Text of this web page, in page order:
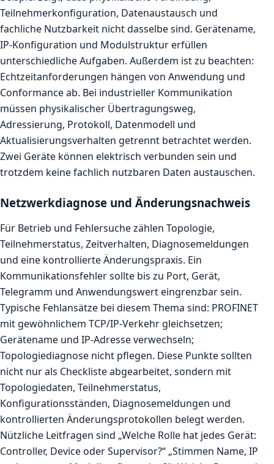
Teilnehmerkonfiguration, Datenaustausch und
fachliche Nutzbarkeit nicht dasselbe sind. Gerätename,
IP-Konfiguration und Modulstruktur erfüllen
unterschiedliche Aufgaben. Außerdem ist zu beachten:
Echtzeitanforderungen hängen von Anwendung und
Conformance ab. Bei industrieller Kommunikation
müssen physikalischer Übertragungsweg,
Adressierung, Protokoll, Datenmodell und
Aktualisierungsverhalten getrennt betrachtet werden.
Zwei Geräte können elektrisch verbunden sein und
trotzdem keine fachlich nutzbaren Daten austauschen.
Netzwerkdiagnose und Änderungsnachweis
Für Betrieb und Fehlersuche zählen Topologie,
Teilnehmerstatus, Zeitverhalten, Diagnosemeldungen
und eine kontrollierte Änderungspraxis. Ein
Kommunikationsfehler sollte bis zu Port, Gerät,
Telegramm und Anwendungswert eingrenzbar sein.
Typische Fehlansätze bei diesem Thema sind: PROFINET
mit gewöhnlichem TCP/IP-Verkehr gleichsetzen;
Gerätename und IP-Adresse verwechseln;
Topologiediagnose nicht pflegen. Diese Punkte sollten
nicht nur als Checkliste abgearbeitet, sondern mit
Topologiedaten, Teilnehmerstatus,
Konfigurationsständen, Diagnosemeldungen und
kontrollierten Änderungsprotokollen belegt werden.
Nützliche Leitfragen sind „Welche Rolle hat jedes Gerät:
Controller, Device oder Supervisor?“ „Stimmen Name, IP